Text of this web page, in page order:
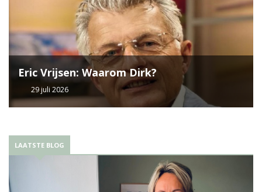
Eric Vrijsen: Waarom Dirk?
29 juli 2026
LAATSTE BLOG